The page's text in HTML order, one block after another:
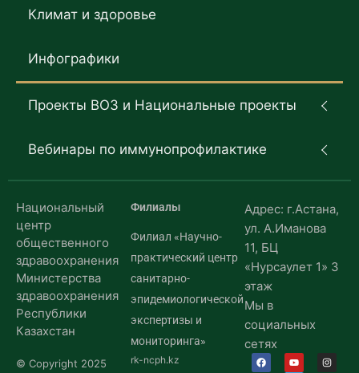
Климат и здоровье
Инфографики
Проекты ВОЗ и Национальные проекты
Вебинары по иммунопрофилактике
Национальный
центр
общественного
здравоохранения
Министерства
здравоохранения
Республики
Казахстан
© Copyright 2025
Филиалы
Филиал «Научно-
практический центр
санитарно-
эпидемиологической
экспертизы и
мониторинга»
rk-ncph.kz
Адрес: г.Астана,
ул. А.Иманова
11, БЦ
«Нурсаулет 1» 3
этаж
Мы в
социальных
сетях